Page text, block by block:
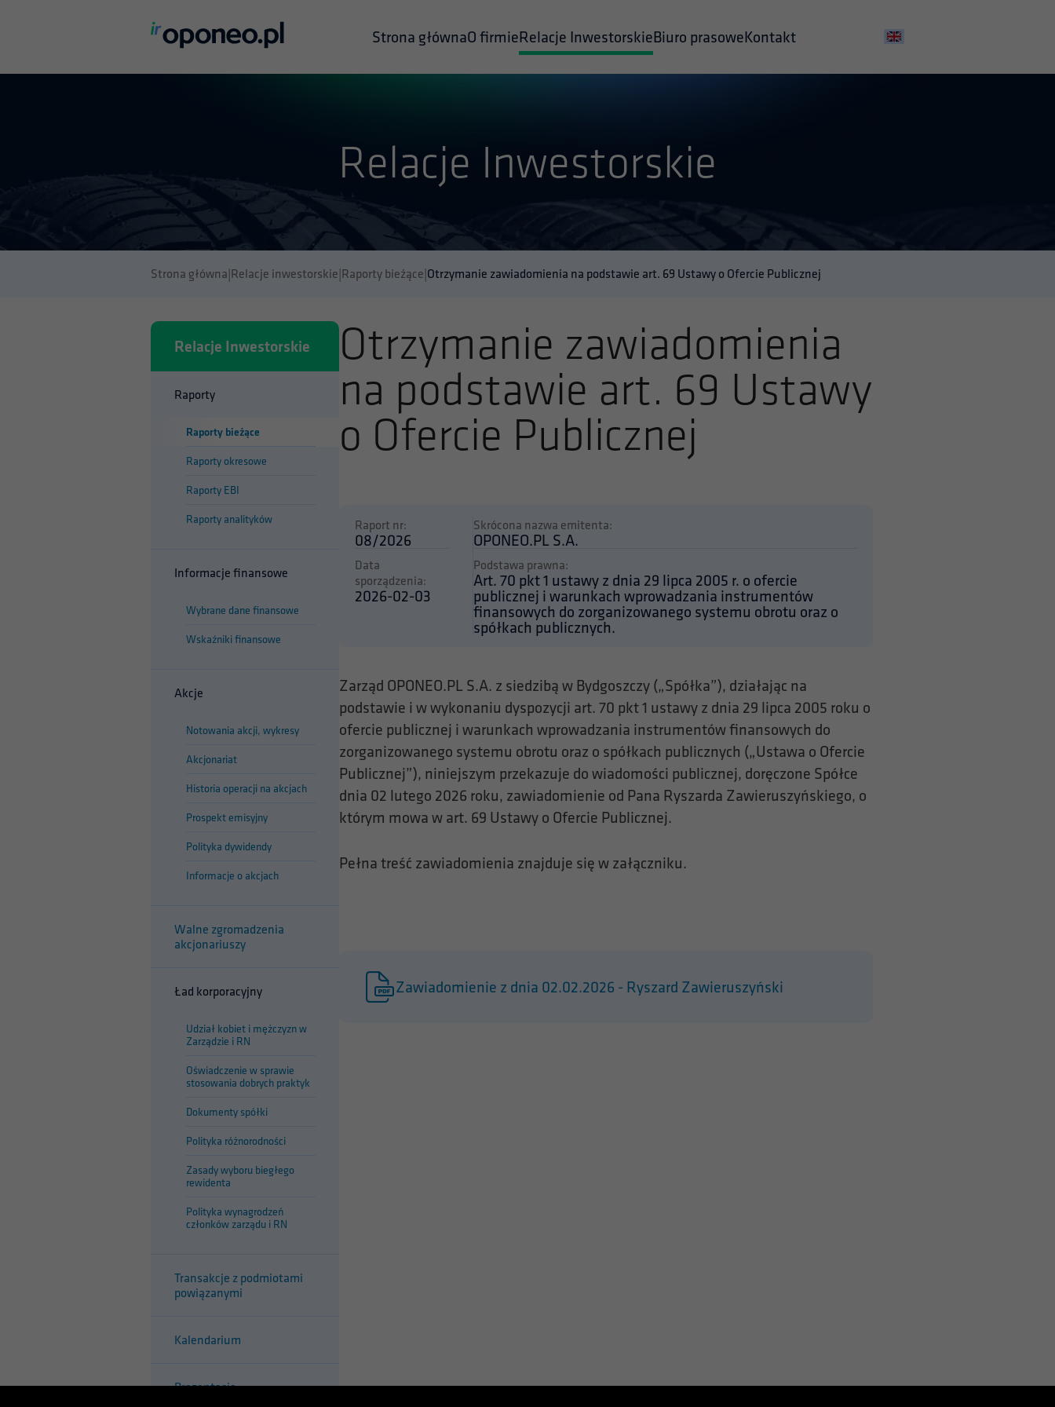
Strona głównaO firmieRelacje InwestorskieBiuro prasoweKontakt
Relacje Inwestorskie
Strona główna|Relacje inwestorskie|Raporty bieżące|Otrzymanie zawiadomienia na podstawie art. 69 Ustawy o Ofercie Publicznej
Relacje Inwestorskie
Raporty
Raporty bieżące
Raporty okresowe
Raporty EBI
Raporty analityków
Informacje finansowe
Wybrane dane finansowe
Wskaźniki finansowe
Akcje
Notowania akcji, wykresy
Akcjonariat
Historia operacji na akcjach
Prospekt emisyjny
Polityka dywidendy
Informacje o akcjach
Walne zgromadzenia
akcjonariuszy
Ład korporacyjny
Udział kobiet i mężczyzn w
Zarządzie i RN
Oświadczenie w sprawie
stosowania dobrych praktyk
Dokumenty spółki
Polityka różnorodności
Zasady wyboru biegłego
rewidenta
Polityka wynagrodzeń
członków zarządu i RN
Transakcje z podmiotami
powiązanymi
Kalendarium
Prezentacje
Otrzymanie zawiadomienia
na podstawie art. 69 Ustawy
o Ofercie Publicznej
Raport nr:
08/2026
Data
sporządzenia:
2026-02-03
Skrócona nazwa emitenta:
OPONEO.PL S.A.
Podstawa prawna:
Art. 70 pkt 1 ustawy z dnia 29 lipca 2005 r. o ofercie
publicznej i warunkach wprowadzania instrumentów
finansowych do zorganizowanego systemu obrotu oraz o
spółkach publicznych.
Zarząd OPONEO.PL S.A. z siedzibą w Bydgoszczy („Spółka”), działając na
podstawie i w wykonaniu dyspozycji art. 70 pkt 1 ustawy z dnia 29 lipca 2005 roku o
ofercie publicznej i warunkach wprowadzania instrumentów finansowych do
zorganizowanego systemu obrotu oraz o spółkach publicznych („Ustawa o Ofercie
Publicznej”), niniejszym przekazuje do wiadomości publicznej, doręczone Spółce
dnia 02 lutego 2026 roku, zawiadomienie od Pana Ryszarda Zawieruszyńskiego, o
którym mowa w art. 69 Ustawy o Ofercie Publicznej.
Pełna treść zawiadomienia znajduje się w załączniku.
Zawiadomienie z dnia 02.02.2026 - Ryszard Zawieruszyński